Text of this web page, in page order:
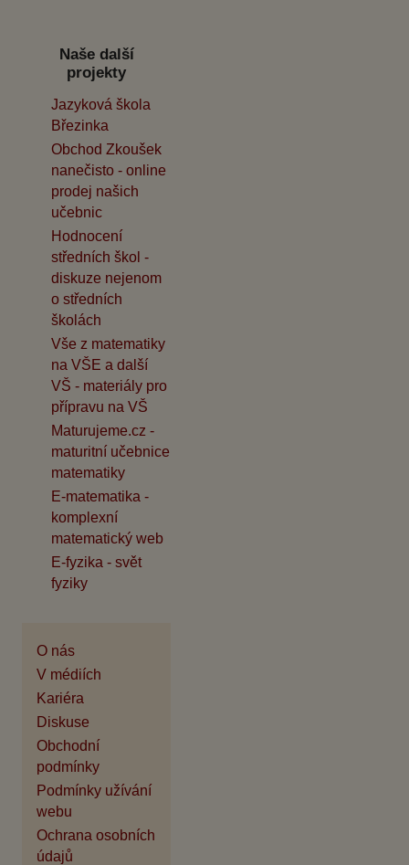
Naše další
projekty
Jazyková škola
Březinka
Obchod Zkoušek
nanečisto - online
prodej našich
učebnic
Hodnocení
středních škol -
diskuze nejenom
o středních
školách
Vše z matematiky
na VŠE a další
VŠ - materiály pro
přípravu na VŠ
Maturujeme.cz -
maturitní učebnice
matematiky
E-matematika -
komplexní
matematický web
E-fyzika - svět
fyziky
O nás
V médiích
Kariéra
Diskuse
Obchodní
podmínky
Podmínky užívání
webu
Ochrana osobních
údajů